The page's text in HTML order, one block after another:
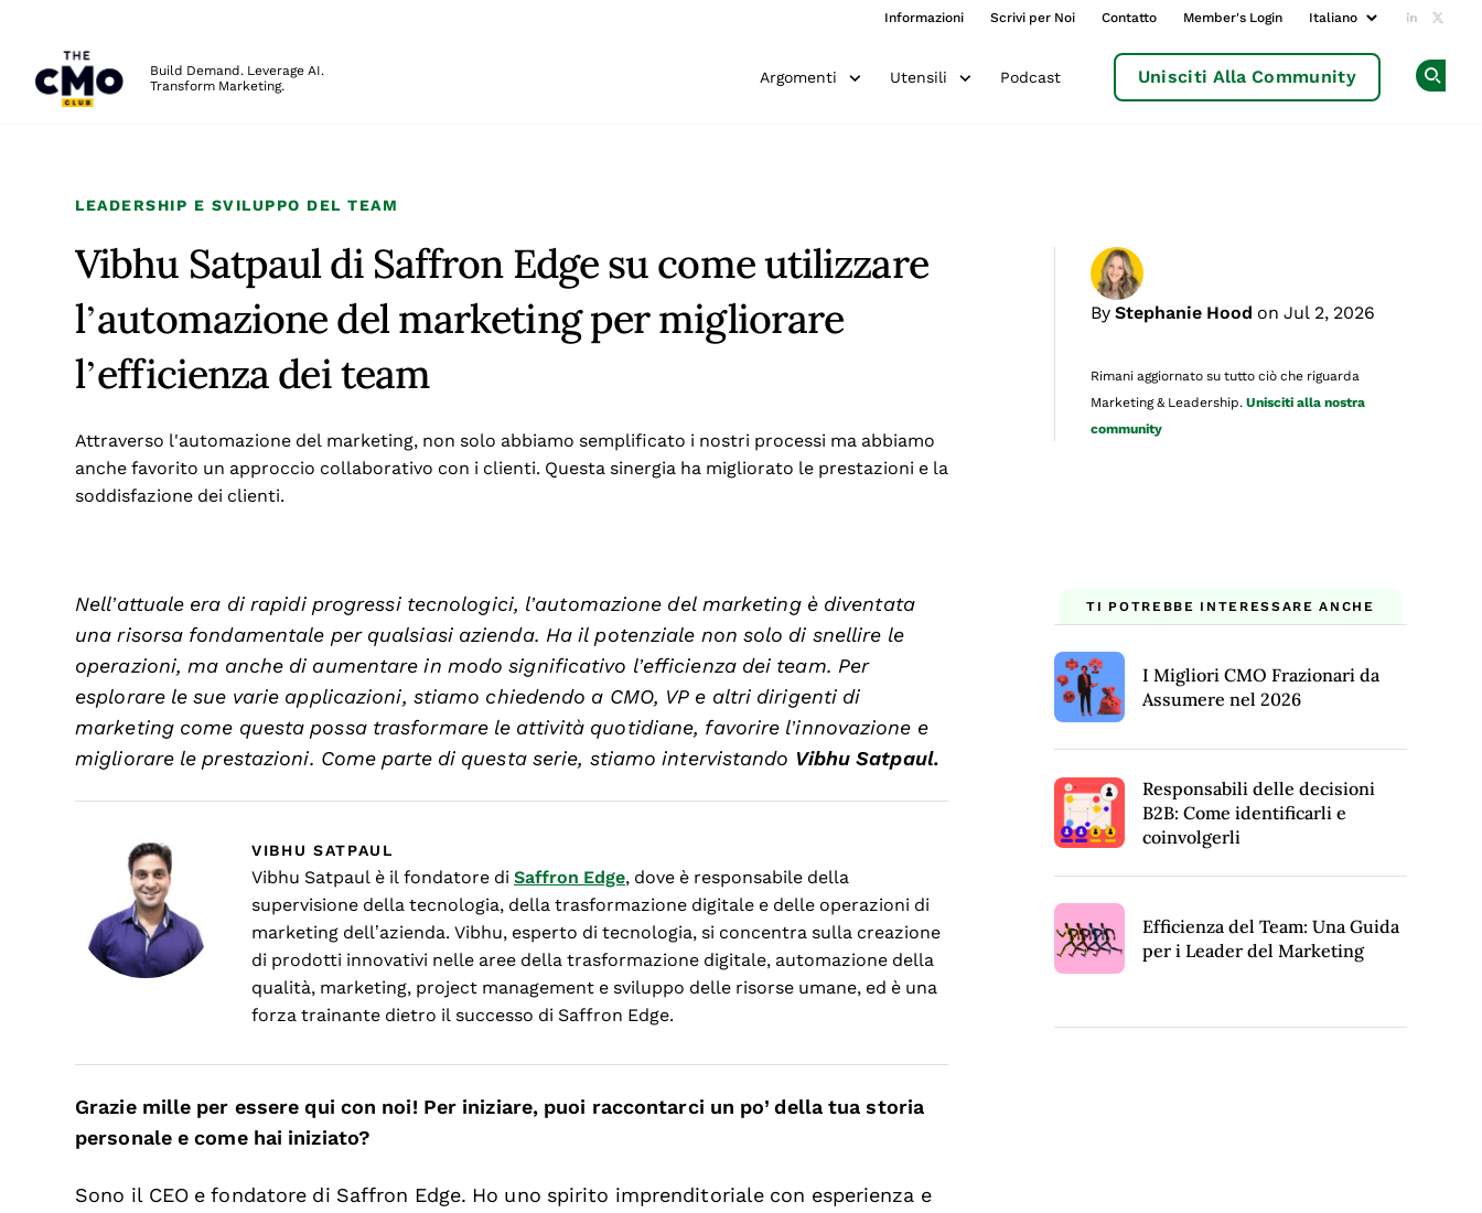
Informazioni Scrivi per Noi Contatto Member's Login Add us
Build Demand. Leverage AI.
Transform Marketing.
Argomenti Utensili Podcast Unisciti Alla Community
LEADERSHIP E SVILUPPO DEL TEAM
Vibhu Satpaul di Saffron Edge su come utilizzare
l’automazione del marketing per migliorare
l’efficienza dei team
By Stephanie Hood on Jul 2, 2026
Rimani aggiornato su tutto ciò che riguarda
Marketing & Leadership. Unisciti alla nostra
community
Attraverso l'automazione del marketing, non solo abbiamo semplificato i nostri processi ma abbiamo
anche favorito un approccio collaborativo con i clienti. Questa sinergia ha migliorato le prestazioni e la
soddisfazione dei clienti.
Nell’attuale era di rapidi progressi tecnologici, l’automazione del marketing è diventata
una risorsa fondamentale per qualsiasi azienda. Ha il potenziale non solo di snellire le
operazioni, ma anche di aumentare in modo significativo l’efficienza dei team. Per
esplorare le sue varie applicazioni, stiamo chiedendo a CMO, VP e altri dirigenti di
marketing come questa possa trasformare le attività quotidiane, favorire l’innovazione e
migliorare le prestazioni. Come parte di questa serie, stiamo intervistando Vibhu Satpaul.
VIBHU SATPAUL
Vibhu Satpaul è il fondatore di Saffron Edge, dove è responsabile della
supervisione della tecnologia, della trasformazione digitale e delle operazioni di
marketing dell’azienda. Vibhu, esperto di tecnologia, si concentra sulla creazione
di prodotti innovativi nelle aree della trasformazione digitale, automazione della
qualità, marketing, project management e sviluppo delle risorse umane, ed è una
forza trainante dietro il successo di Saffron Edge.
Grazie mille per essere qui con noi! Per iniziare, puoi raccontarci un po’ della tua storia
personale e come hai iniziato?
Sono il CEO e fondatore di Saffron Edge. Ho uno spirito imprenditoriale con esperienza e
TI POTREBBE INTERESSARE ANCHE
I Migliori CMO Frazionari da
Assumere nel 2026
Responsabili delle decisioni
B2B: Come identificarli e
coinvolgerli
Efficienza del Team: Una Guida
per i Leader del Marketing